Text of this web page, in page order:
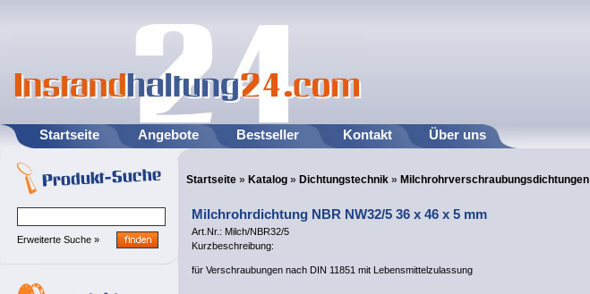
Startseite Angebote Bestseller Kontakt Über uns
Erweiterte Suche »
Startseite » Katalog » Dichtungstechnik » Milchrohrverschraubungsdichtungen
Milchrohrdichtung NBR NW32/5 36 x 46 x 5 mm
Art.Nr.: Milch/NBR32/5
Kurzbeschreibung:
für Verschraubungen nach DIN 11851 mit Lebensmittelzulassung